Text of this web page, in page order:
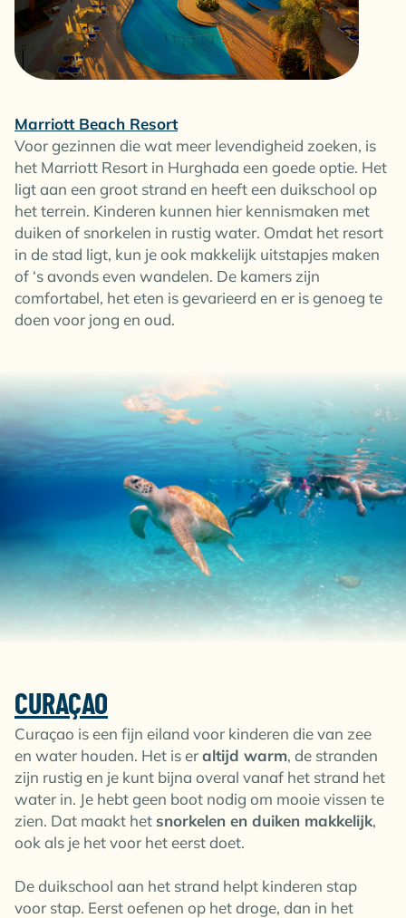
Marriott Beach Resort
Voor gezinnen die wat meer levendigheid zoeken, is
het Marriott Resort in Hurghada een goede optie. Het
ligt aan een groot strand en heeft een duikschool op
het terrein. Kinderen kunnen hier kennismaken met
duiken of snorkelen in rustig water. Omdat het resort
in de stad ligt, kun je ook makkelijk uitstapjes maken
of ‘s avonds even wandelen. De kamers zijn
comfortabel, het eten is gevarieerd en er is genoeg te
doen voor jong en oud.
CURAÇAO
Curaçao is een fijn eiland voor kinderen die van zee
en water houden. Het is eraltijd warm, de stranden
zijn rustig en je kunt bijna overal vanaf het strand het
water in. Je hebt geen boot nodig om mooie vissen te
zien. Dat maakt het snorkelen en duiken makkelijk,
ook als je het voor het eerst doet.
De duikschool aan het strand helpt kinderen stap
voor stap. Eerst oefenen op het droge, dan in het